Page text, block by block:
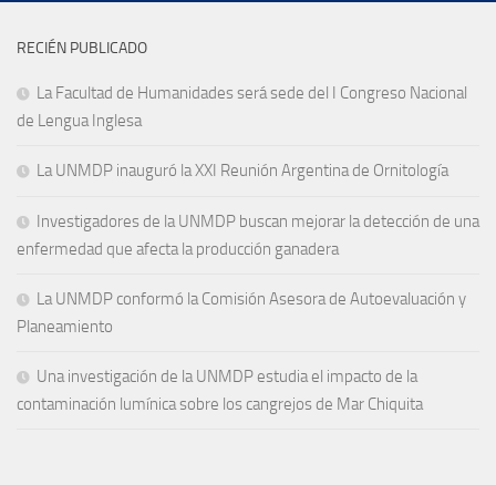
RECIÉN PUBLICADO
La Facultad de Humanidades será sede del I Congreso Nacional
de Lengua Inglesa
La UNMDP inauguró la XXI Reunión Argentina de Ornitología
Investigadores de la UNMDP buscan mejorar la detección de una
enfermedad que afecta la producción ganadera
La UNMDP conformó la Comisión Asesora de Autoevaluación y
Planeamiento
Una investigación de la UNMDP estudia el impacto de la
contaminación lumínica sobre los cangrejos de Mar Chiquita